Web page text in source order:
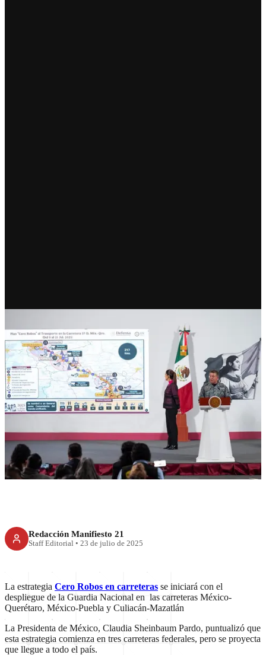
RECIENTE
‘Cero Robos’ en carreteras con
nueva estrategia
Redacción Manifiesto 21
Staff Editorial • 23 de julio de 2025
La estrategia Cero Robos en carreteras se iniciará con el
despliegue de la Guardia Nacional en las carreteras México-
Querétaro, México-Puebla y Culiacán-Mazatlán
La Presidenta de México, Claudia Sheinbaum Pardo, puntualizó que
esta estrategia comienza en tres carreteras federales, pero se proyecta
que llegue a todo el país.